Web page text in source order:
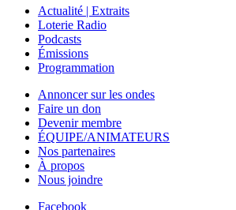
Actualité | Extraits
Loterie Radio
Podcasts
Émissions
Programmation
Annoncer sur les ondes
Faire un don
Devenir membre
ÉQUIPE/ANIMATEURS
Nos partenaires
À propos
Nous joindre
Facebook